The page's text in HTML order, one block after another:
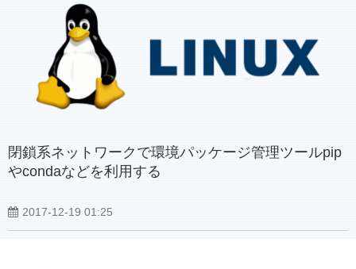
閉鎖系ネットワークで環境パッケージ管理ツールpip
やcondaなどを利用する
2017-12-19 01:25